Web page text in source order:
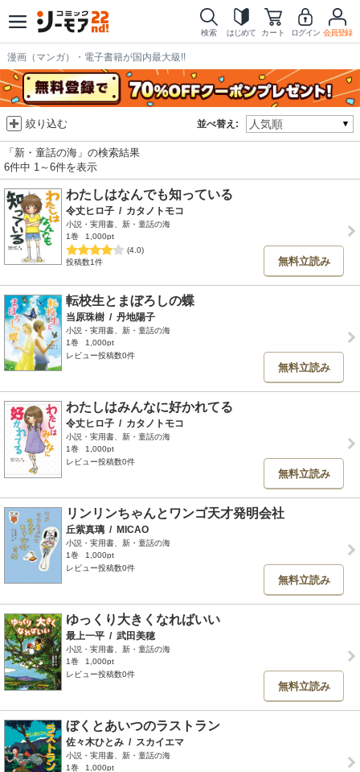
検索 はじめて カート ログイン 会員登録
漫画（マンガ）・電子書籍が国内最大級!!
並べ替え:
絞り込む
「新・童話の海」の検索結果
6件中 1～6件を表示
わたしはなんでも知っている
令丈ヒロ子 / カタノトモコ
小説・実用書、新・童話の海
1巻
1,000pt
(4.0)
投稿数1件
無料立読み
転校生とまぼろしの蝶
当原珠樹 / 丹地陽子
小説・実用書、新・童話の海
1巻
1,000pt
レビュー投稿数0件
無料立読み
わたしはみんなに好かれてる
令丈ヒロ子 / カタノトモコ
小説・実用書、新・童話の海
1巻
1,000pt
レビュー投稿数0件
無料立読み
リンリンちゃんとワンゴ天才発明会社
丘紫真璃 / MICAO
小説・実用書、新・童話の海
1巻
1,000pt
レビュー投稿数0件
無料立読み
ゆっくり大きくなればいい
最上一平 / 武田美穂
小説・実用書、新・童話の海
1巻
1,000pt
レビュー投稿数0件
無料立読み
ぼくとあいつのラストラン
佐々木ひとみ / スカイエマ
小説・実用書、新・童話の海
1巻
1,000pt